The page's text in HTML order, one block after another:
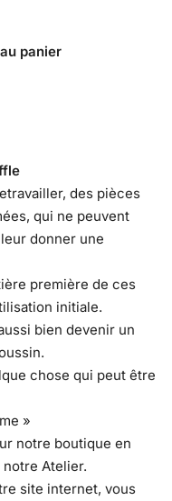
panier
des pièces
qui ne peuvent
donner une
première de ces
initiale.
bien devenir un
chose qui peut être
»
notre boutique en
notre Atelier.
site internet, vous